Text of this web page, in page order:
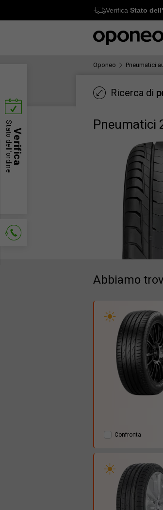
Ctrl M
Verifica Stato
Oponeo Pneumatici
Ricerca di
Pneumatici
Abbiamo
Confronta
Verifica
Stato dell'ordine